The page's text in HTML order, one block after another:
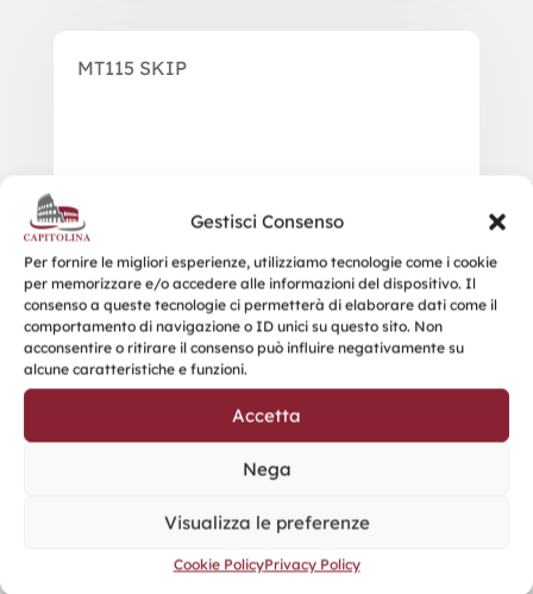
Gestisci Consenso
Per fornire le migliori esperienze, utilizziamo tecnologie come i cookie
per memorizzare e/o accedere alle informazioni del dispositivo. Il
consenso a queste tecnologie ci permetterà di elaborare dati come il
comportamento di navigazione o ID unici su questo sito. Non
acconsentire o ritirare il consenso può influire negativamente su
alcune caratteristiche e funzioni.
Accetta
Nega
Visualizza le preferenze
Cookie PolicyPrivacy Policy
MT115 SKIP